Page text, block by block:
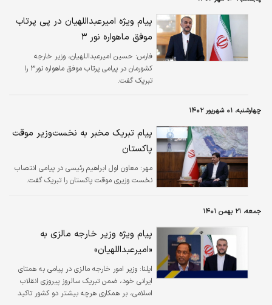
پیام ویژه امیرعبداللهیان در پی پرتاب
موفق ماهواره نور ۳
فارس: حسین امیرعبداللهیان، وزیر خارجه
کشورمان در پیامی پرتاب موفق ماهواره‌ ⁧نور۳⁩ را
تبریک گفت.
چهارشنبه، ۰۱ شهریور ۱۴۰۲
پیام تبریک مخبر به نخست‌وزیر موقت
پاکستان
مهر: معاون اول ابراهیم رئیسی در پیامی انتصاب
نخست وزیری موقت پاکستان را تبریک گفت.
جمعه، ۲۱ بهمن ۱۴۰۱
پیام ویژه وزیر خارجه مالزی به
«امیرعبداللهیان»
ایلنا: وزیر امور خارجه مالزی در پیامی به همتای
ایرانی خود، ضمن تبریک سالروز پیروزی انقلاب
اسلامی، بر همکاری هرچه بیشتر دو کشور تاکید